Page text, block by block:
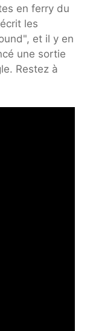
en ferry du
les
et il y en
une sortie
Restez à